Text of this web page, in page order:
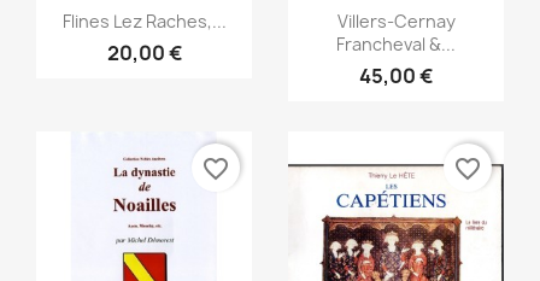
Snabbvy
Flines Lez Raches,...
20,00 €
Snabbvy
Villers-Cernay
Francheval &...
45,00 €
favorite_border favorite_border